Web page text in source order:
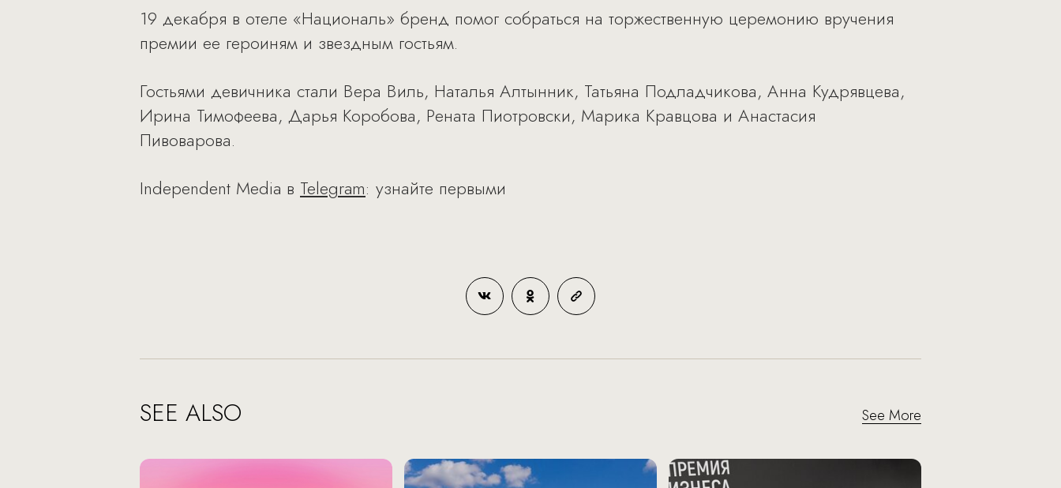
19 декабря в отеле «Националь» бренд помог собраться на торжественную церемонию вручения
премии ее героиням и звездным гостьям.
Гостьями девичника стали Вера Виль, Наталья Алтынник, Татьяна Подладчикова, Анна Кудрявцева,
Ирина Тимофеева, Дарья Коробова, Рената Пиотровски, Марика Кравцова и Анастасия
Пивоварова.
Independent Media в Telegram: узнайте первыми
SEE ALSO See More